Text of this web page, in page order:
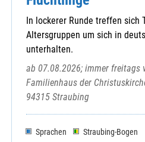
Haus der Begegnung, Ensdorf
Haus der Besinnung, Amberg
Historischer Verein für
Ökumenischer Gesprächskreis
In lockerer Runde treffen sich
Altersgruppen um sich in
unterhalten.
ab 07.08.2026; immer freitags
Familienhaus der
94315 Straubing
Sprachen
Straubing-Bogen